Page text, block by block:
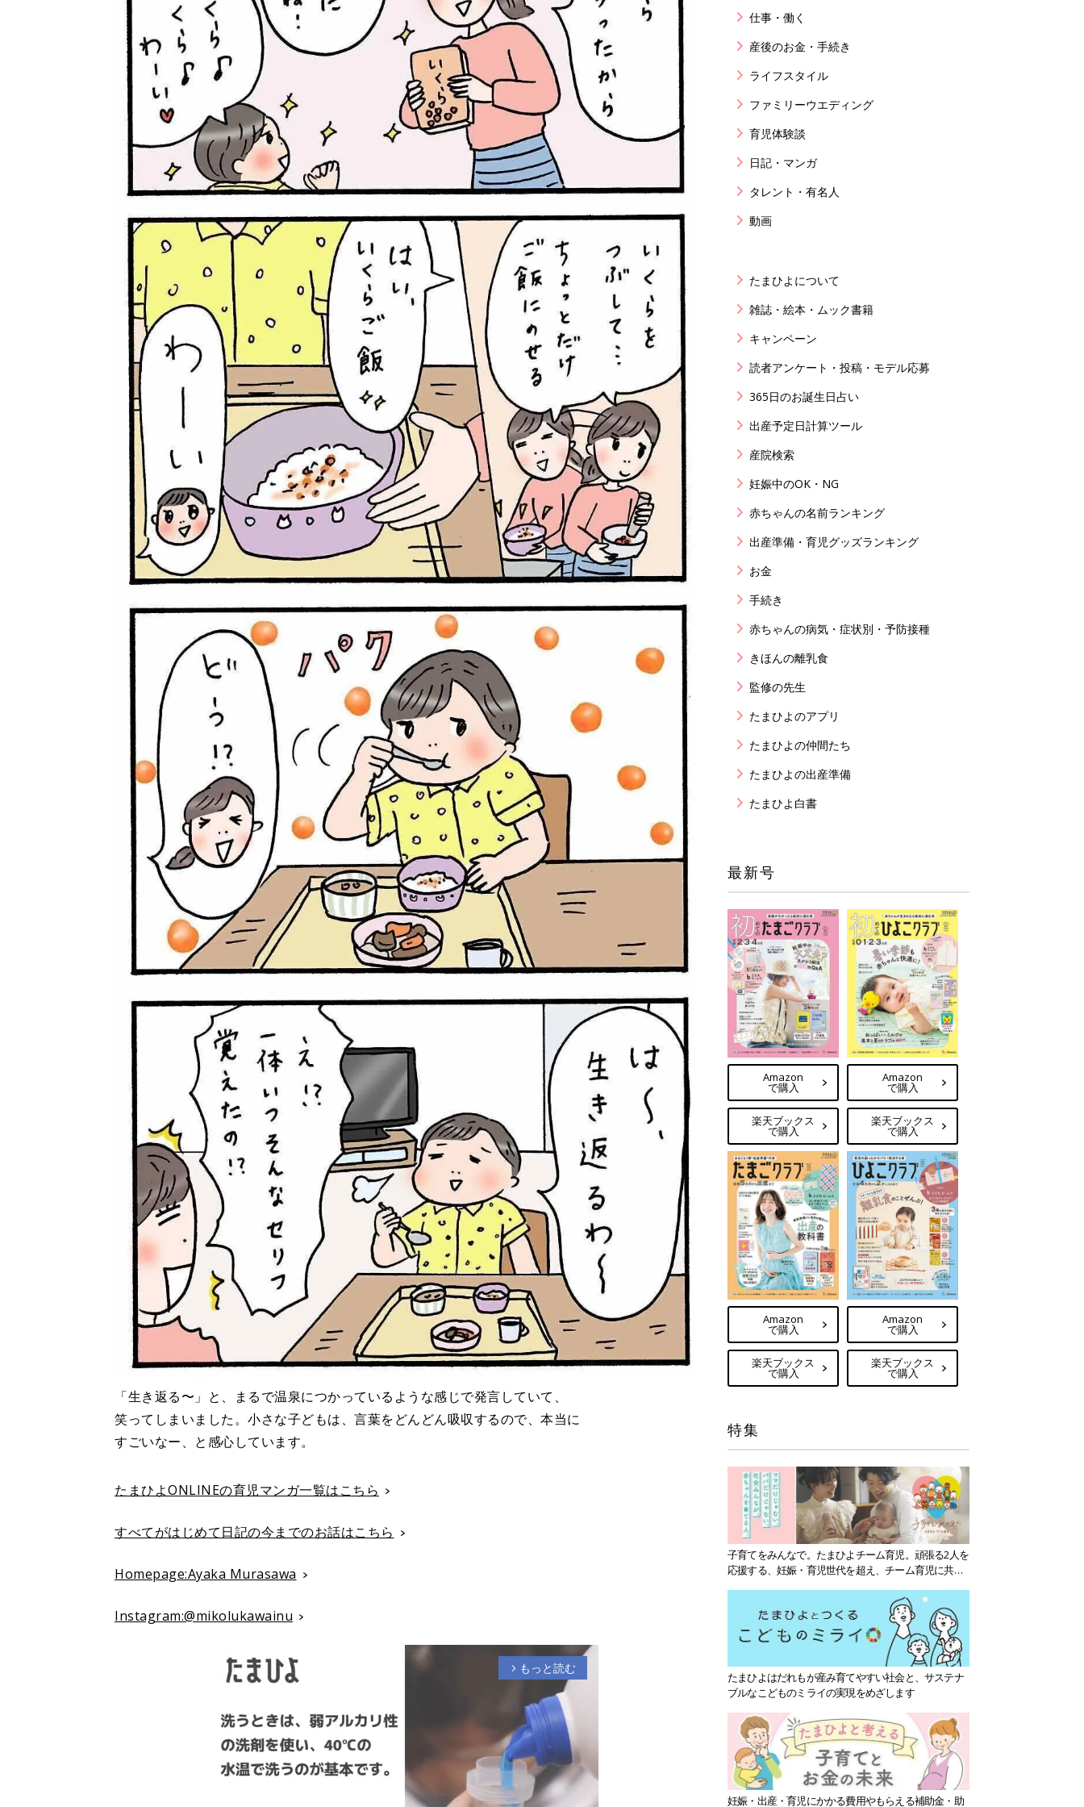
「生き返る〜」と、まるで温泉につかっているような感じで発言していて、
笑ってしまいました。小さな子どもは、言葉をどんどん吸収するので、本当に
すごいなー、と感心しています。
たまひよONLINEの育児マンガ一覧はこちら
すべてがはじめて日記の今までのお話はこちら
Homepage:Ayaka Murasawa
Instagram:@mikolukawainu
arrow_forward_ios もっと読む
仕事・働く
産後のお金・手続き
ライフスタイル
ファミリーウエディング
育児体験談
日記・マンガ
タレント・有名人
動画
たまひよについて
雑誌・絵本・ムック書籍
キャンペーン
読者アンケート・投稿・モデル応募
365日のお誕生日占い
出産予定日計算ツール
産院検索
妊娠中のOK・NG
赤ちゃんの名前ランキング
出産準備・育児グッズランキング
お金
手続き
赤ちゃんの病気・症状別・予防接種
きほんの離乳食
監修の先生
たまひよのアプリ
たまひよの仲間たち
たまひよの出産準備
たまひよ白書
最新号
Amazon
で購入
楽天ブックス
で購入
Amazon
で購入
楽天ブックス
で購入
Amazon
で購入
楽天ブックス
で購入
Amazon
で購入
楽天ブックス
で購入
特集
子育てをみんなで。たまひよチーム育児。頑張る2人を
応援する、妊娠・育児世代を超え、チーム育児に共感
たまひよはだれもが産み育てやすい社会と、サステナ
ブルなこどものミライの実現をめざします
妊娠・出産・育児にかかる費用やもらえる補助金・助